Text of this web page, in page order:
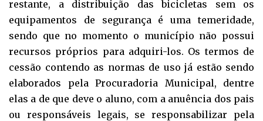
restante, a distribuição das bicicletas sem os
equipamentos de segurança é uma temeridade,
sendo que no momento o município não possui
recursos próprios para adquiri-los. Os termos de
cessão contendo as normas de uso já estão sendo
elaborados pela Procuradoria Municipal, dentre
elas a de que deve o aluno, com a anuência dos pais
ou responsáveis legais, se responsabilizar pela